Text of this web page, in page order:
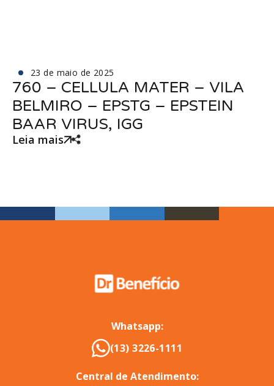
23 de maio de 2025
760 – CELLULA MATER – VILA
BELMIRO – EPSTG – EPSTEIN
BAAR VIRUS, IGG
Leia mais
Whatsapp:
(13) 3226-1111
Central de Atendimento: